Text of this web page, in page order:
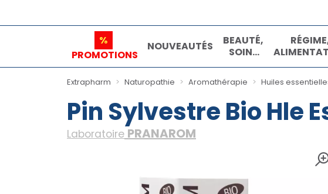
%
PROMOTIONS
NOUVEAUTÉS
BEAUTÉ,
SOINS
ET
HYGIÈNE
&
Extrapharm Naturopathie Aromathérapie Huiles
Pin Sylvestre Bio Hle
Laboratoire PRANAROM